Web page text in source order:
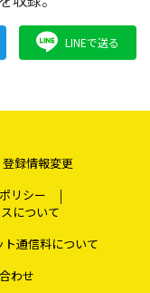
LINEで送る
登録情報変更
リシー
について
ト通信料について
わせ